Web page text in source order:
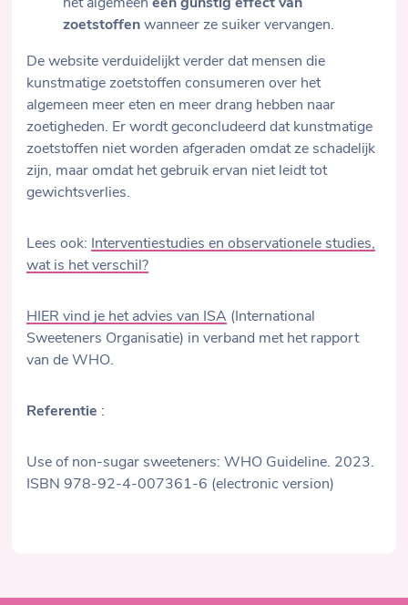
het algemeeneen gunstig effect van
zoetstoffen wanneer ze suiker vervangen.
De website verduidelijkt verder dat mensen die
kunstmatige zoetstoffen consumeren over het
algemeen meer eten en meer drang hebben naar
zoetigheden. Er wordt geconcludeerd dat kunstmatige
zoetstoffen niet worden afgeraden omdat ze schadelijk
zijn, maar omdat het gebruik ervan niet leidt tot
gewichtsverlies.
Lees ook:
Interventiestudies en observationele studies,
wat is het verschil?
HIER vind je het advies van ISA (International
Sweeteners Organisatie) in verband met het rapport
van de WHO.
Referentie :
Use of non-sugar sweeteners: WHO Guideline. 2023.
ISBN 978-92-4-007361-6 (electronic version)